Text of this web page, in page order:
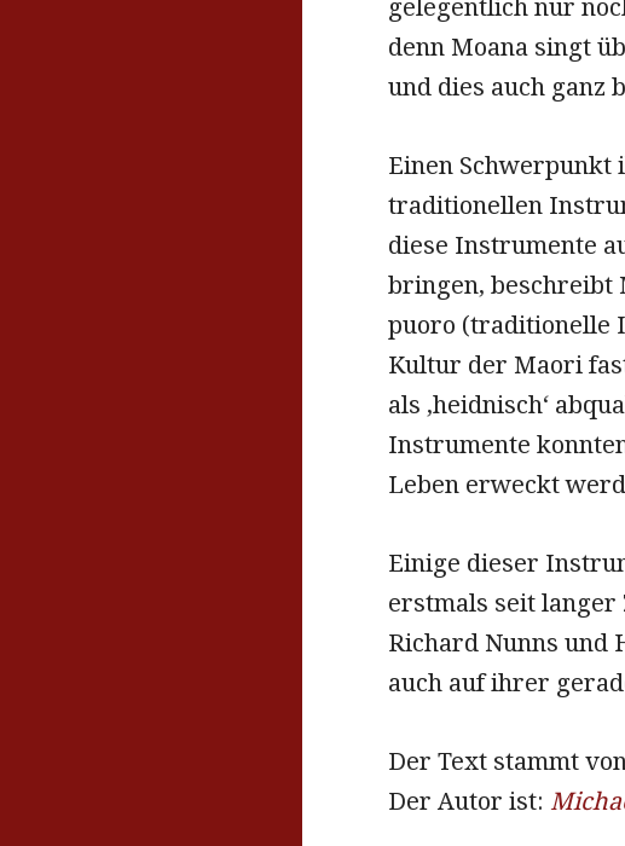
gelegentlich nur
denn Moana singt
und dies auch ganz
Einen
traditionellen
diese Instrumente
bringen, beschreibt
puoro (traditionelle
Kultur der Maori
als ‚heidnisch‘
Instrumente
Leben erweckt
Einige dieser
erstmals seit langer
Richard Nunns und
auch auf ihrer
Der Text stammt
Der Autor ist: